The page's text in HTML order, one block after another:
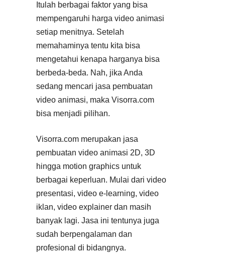
Itulah berbagai faktor yang bisa
mempengaruhi harga video animasi
setiap menitnya. Setelah
memahaminya tentu kita bisa
mengetahui kenapa harganya bisa
berbeda-beda. Nah, jika Anda
sedang mencari jasa pembuatan
video animasi, maka Visorra.com
bisa menjadi pilihan.
Visorra.com merupakan jasa
pembuatan video animasi 2D, 3D
hingga motion graphics untuk
berbagai keperluan. Mulai dari video
presentasi, video e-learning, video
iklan, video explainer dan masih
banyak lagi. Jasa ini tentunya juga
sudah berpengalaman dan
profesional di bidangnya.